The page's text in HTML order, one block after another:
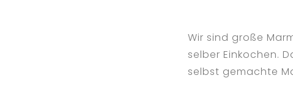
Wir sind große
selber Einkochen.
selbst gemachte